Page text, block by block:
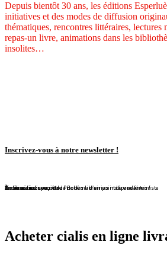
Depuis bientôt 30 ans, les éditions
initiatives et des modes de diffusion
thématiques, rencontres littéraires, lectures
repas-un livre, animations dans les
insolites…
Inscrivez-vous à notre newsletter !
En librairie !
En librairie !
En librairie !
En librairie !
En librairie !
Violaine Lison reçoit le Prix des librairies indépendantes !
En librairie !
À nouveau disponible !
À nouveau disponible !
Redécouvrez ce conte de Bohême d'un point de vue féministe
Acheter cialis en ligne